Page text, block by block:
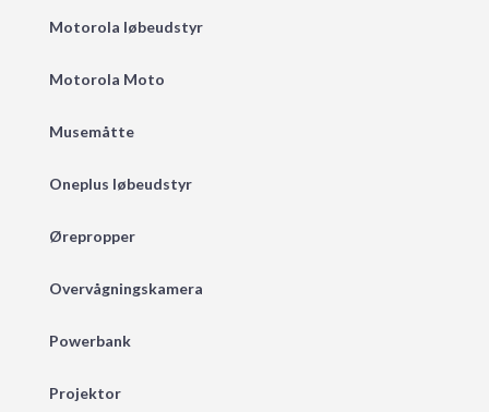
Motorola løbeudstyr
Motorola Moto
Musemåtte
Oneplus løbeudstyr
Ørepropper
Overvågningskamera
Powerbank
Projektor